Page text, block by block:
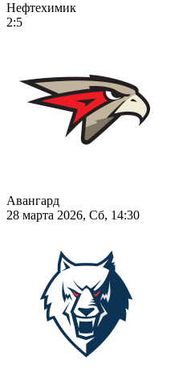
Нефтехимик
2:5
Авангард
28 марта 2026, Сб, 14:30